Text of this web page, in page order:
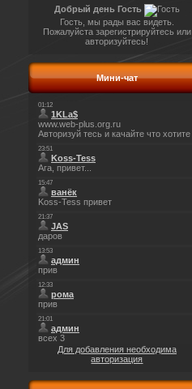
Добрый день Гость
Гость, мы рады вас видеть.
Пожалуйста зарегистрируйтесь или
авторизуйтесь!
Мини-чат
Для добавления необходима
авторизация